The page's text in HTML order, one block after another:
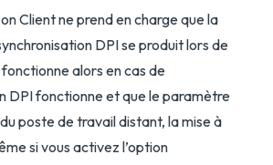
Client ne prend en charge que la
DPI se produit lors de
alors en cas de
DPI fonctionne et que le paramètre
poste de travail distant, la mise à
si vous activez l’option